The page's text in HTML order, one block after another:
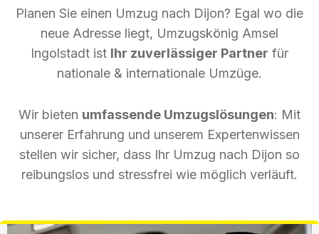
Planen Sie einen Umzug nach Dijon? Egal wo die
neue Adresse liegt, Umzugskönig Amsel
Ingolstadt ist Ihr zuverlässiger Partner für
nationale & internationale Umzüge.
Wir bieten umfassende Umzugslösungen: Mit
unserer Erfahrung und unserem Expertenwissen
stellen wir sicher, dass Ihr Umzug nach Dijon so
reibungslos und stressfrei wie möglich verläuft.